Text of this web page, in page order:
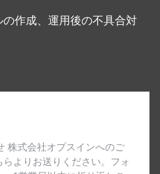
作成、運用後の不具合対